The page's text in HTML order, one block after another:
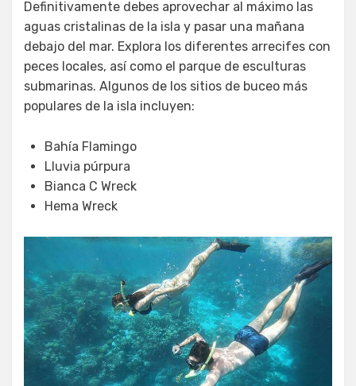
Definitivamente debes aprovechar al máximo las
aguas cristalinas de la isla y pasar una mañana
debajo del mar. Explora los diferentes arrecifes con
peces locales, así como el parque de esculturas
submarinas. Algunos de los sitios de buceo más
populares de la isla incluyen:
Bahía Flamingo
Lluvia púrpura
Bianca C Wreck
Hema Wreck